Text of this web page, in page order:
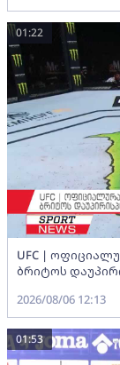
UFC |
ბრიტოს
01:22
2026/08/06 12:13
01:53